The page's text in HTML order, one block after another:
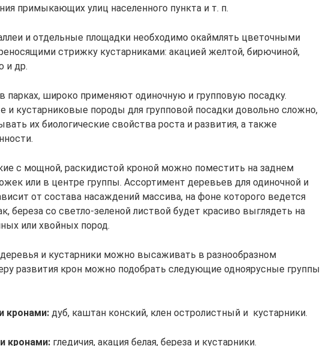
примыкающих улиц населенного пункта и т. п.
и отдельные площадки необходимо окаймлять цветочными
стрижку кустарниками: акацией желтой, бирючиной,
и др.
парках, широко применяют одиночную и групповую посадку.
и кустарниковые породы для групповой посадки довольно сложно,
их биологические свойства роста и развития, а также
с мощной, раскидистой кроной можно поместить на заднем
или в центре группы. Ассортимент деревьев для одиночной и
от состава насаждений массива, на фоне которого ведется
береза со светло-зеленой листвой будет красиво выглядеть на
или хвойных пород.
и кустарники можно высаживать в разнообразном
развития крон можно подобрать следующие одноярусные группы
кронами: дуб, каштан конский, клен остролистный и кустарники.
кронами: гледичия, акация белая, береза и кустарники.